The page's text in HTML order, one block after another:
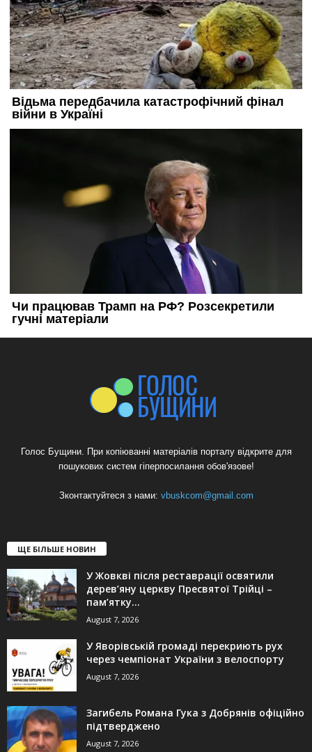
Голос Бущини. При копіюванні матеріалів порталу відкрите для
пошукових систем гіперпосилання обов'язове!
Зконтактуйтеся з нами: vbuskcom@gmail.com
ЩЕ БІЛЬШЕ НОВИН
У Жовкві після реставрації освятили
дерев’яну церкву Пресвятої Трійці –
пам’ятку...
August 7, 2026
У Яворівській громаді перекриють рух
через чемпіонат України з велоспорту
August 7, 2026
Загибель Романа Гука з Добрянів офіційно
підтверджено
August 7, 2026